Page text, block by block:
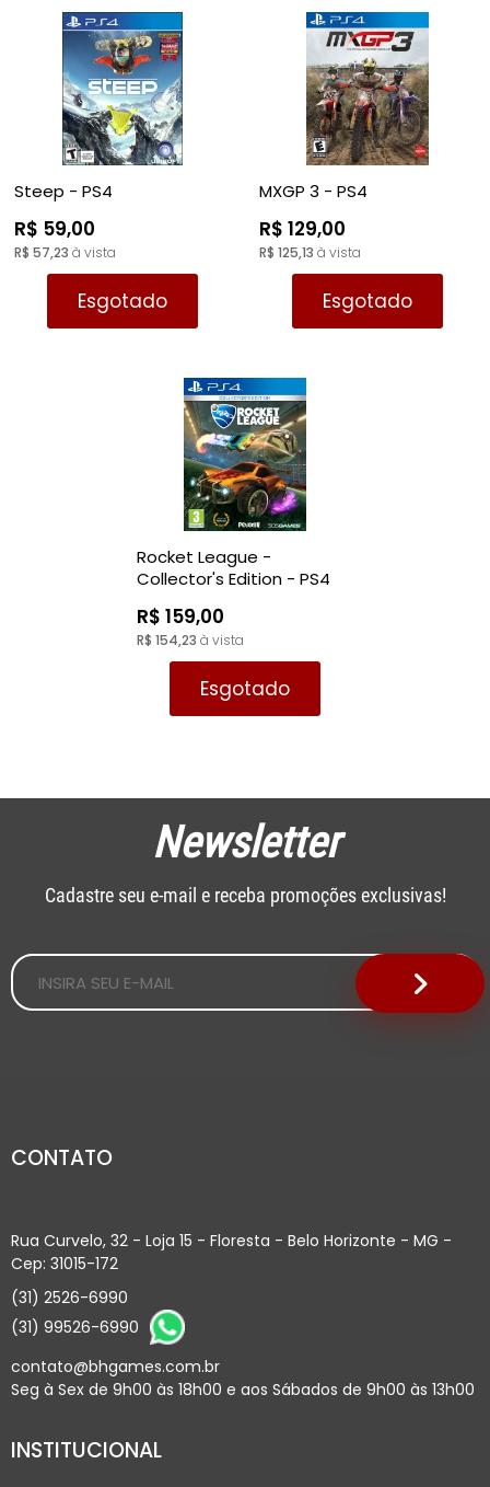
Steep - PS4
R$ 59,00
R$ 57,23 à vista
Esgotado
MXGP 3 - PS4
R$ 129,00
R$ 125,13 à vista
Esgotado
Rocket League -
Collector's Edition - PS4
R$ 159,00
R$ 154,23 à vista
Esgotado
Newsletter
Cadastre seu e-mail e receba promoções exclusivas!
CONTATO
Rua Curvelo, 32 - Loja 15 - Floresta - Belo Horizonte - MG -
Cep: 31015-172
(31) 2526-6990
(31) 99526-6990
contato@bhgames.com.br
Seg à Sex de 9h00 às 18h00 e aos Sábados de 9h00 às 13h00
INSTITUCIONAL